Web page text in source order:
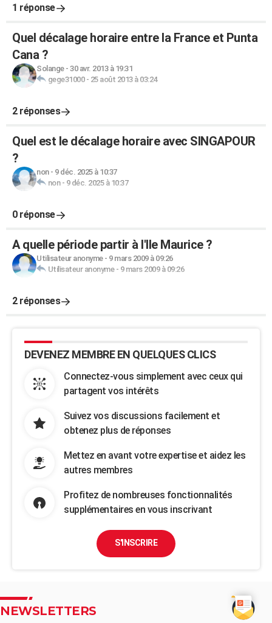
1 réponse
Quel décalage horaire entre la France et Punta
Cana ?
Solange- 30 avr. 2013 à 19:31
gege31000- 25 août 2013 à 03:24
2 réponses
Quel est le décalage horaire avec SINGAPOUR
?
non- 9 déc. 2025 à 10:37
non- 9 déc. 2025 à 10:37
0 réponse
A quelle période partir à l'Ile Maurice ?
Utilisateur anonyme- 9 mars 2009 à 09:26
Utilisateur anonyme- 9 mars 2009 à 09:26
2 réponses
DEVENEZ MEMBRE EN QUELQUES CLICS
Connectez-vous simplement avec ceux qui
partagent vos intérêts
Suivez vos discussions facilement et
obtenez plus de réponses
Mettez en avant votre expertise et aidez les
autres membres
Profitez de nombreuses fonctionnalités
supplémentaires en vous inscrivant
S'INSCRIRE
NEWSLETTERS